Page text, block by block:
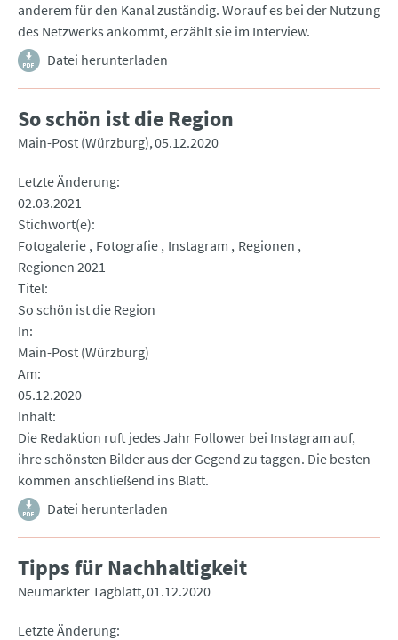
anderem für den Kanal zuständig. Worauf es bei der Nutzung
des Netzwerks ankommt, erzählt sie im Interview.
Datei herunterladen
So schön ist die Region
Main-Post (Würzburg) 05.12.2020
Letzte Änderung
02.03.2021
Stichwort(e)
Fotogalerie Fotografie Instagram
Regionen
Regionen 2021
Titel
So schön ist die Region
In
Main-Post (Würzburg)
Am
05.12.2020
Inhalt
Die Redaktion ruft jedes Jahr Follower bei Instagram auf,
ihre schönsten Bilder aus der Gegend zu taggen. Die besten
kommen anschließend ins Blatt.
Datei herunterladen
Tipps für Nachhaltigkeit
Neumarkter Tagblatt 01.12.2020
Letzte Änderung